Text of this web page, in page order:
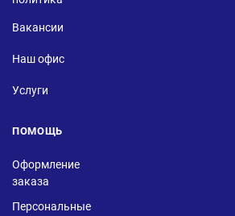
Вакансии
Наш офис
Услуги
ПОМОЩЬ
Оформление
заказа
Персональные